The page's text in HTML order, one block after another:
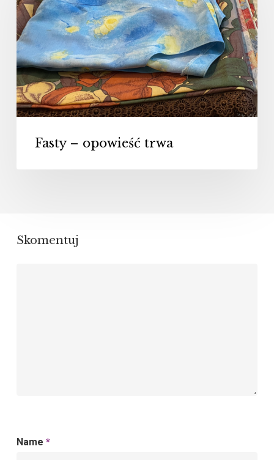
opowieść
trwa
Fasty – opowieść trwa
Skomentuj
Name *